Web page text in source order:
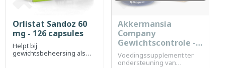
Snel bekijken
Orlistat Sandoz 60
mg - 126 capsules
Helpt bij
gewichtsbeheersing als
Snel bekijken
Akkermansia
Company
Gewichtscontrole -
30 tabletten
Voedingssupplement ter
ondersteuning van